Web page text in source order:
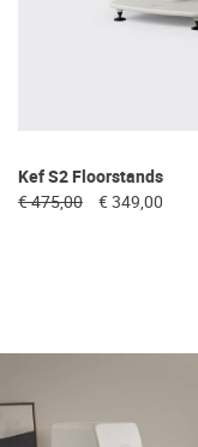
Kef S2 Floorstands
€ 475,00 € 349,00